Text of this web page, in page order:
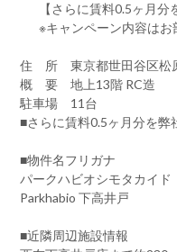
【さらに賃料0.5ヶ月分
※キャンペーン内容はお
住 所 東京都世田谷区松
概 要 地上13階 RC造
駐車場 11台
■さらに賃料0.5ヶ月分を弊
■物件名フリガナ
パークハビオシモタカイド
Parkhabio 下高井戸
■近隣周辺施設情報